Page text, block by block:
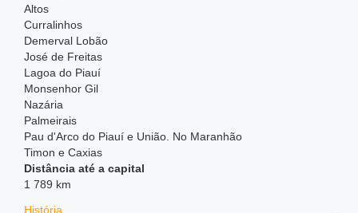
Altos
Curralinhos
Demerval Lobão
José de Freitas
Lagoa do Piauí
Monsenhor Gil
Nazária
Palmeirais
Pau d'Arco do Piauí e União. No Maranhão
Timon e Caxias
Distância até a capital
1 789 km
História